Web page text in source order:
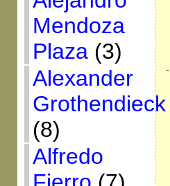
Mendoza
Plaza(3)
Alexander
Grothendieck
(8)
Alfredo